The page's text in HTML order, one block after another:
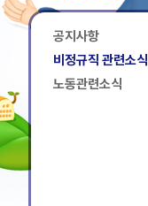
공지사항
비정규직 관련소식
노동관련소식